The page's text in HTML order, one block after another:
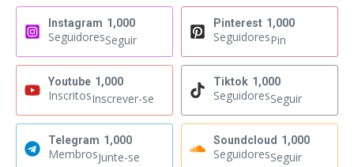
Instagram 1,000
SeguidoresSeguir
Pinterest 1,000
SeguidoresPin
Youtube 1,000
InscritosInscrever-se
Tiktok 1,000
SeguidoresSeguir
Telegram 1,000
MembrosJunte-se
Soundcloud 1,000
SeguidoresSeguir